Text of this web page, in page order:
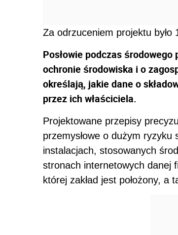
Za odrzuceniem projektu było
Posłowie podczas
ochronie środowiska i o
określają, jakie dane o
przez ich właściciela.
Projektowane przepisy
przemysłowe o dużym
instalacjach, stosowanych
stronach internetowych danej
której zakład jest położony,